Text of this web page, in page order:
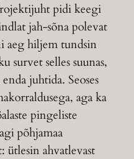
pidi keegi
jah-sõna polevat
aeg hiljem tundsin
survet selles suunas,
juhtida. Seoses
aga ka
pingeliste
põhjamaa
ütlesin ahvatlevast